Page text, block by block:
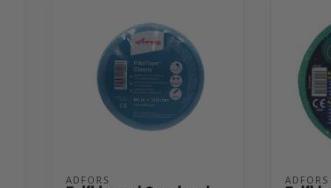
ADFORS ADFORS